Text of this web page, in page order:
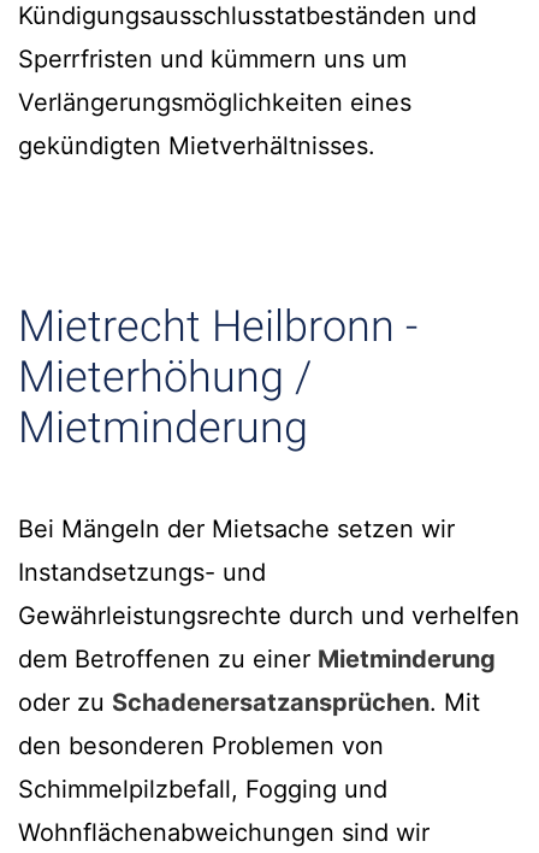
Kündigungsausschlusstatbeständen und
Sperrfristen und kümmern uns um
Verlängerungsmöglichkeiten eines
gekündigten Mietverhältnisses.
Mietrecht Heilbronn -
Mieterhöhung /
Mietminderung
Bei Mängeln der Mietsache setzen wir
Instandsetzungs- und
Gewährleistungsrechte durch und verhelfen
dem Betroffenen zu einer Mietminderung
oder zu Schadenersatzansprüchen. Mit
den besonderen Problemen von
Schimmelpilzbefall, Fogging und
Wohnflächenabweichungen sind wir